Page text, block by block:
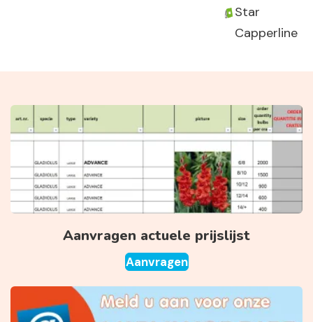
Star
Capperline
Aanvragen actuele prijslijst
Aanvragen